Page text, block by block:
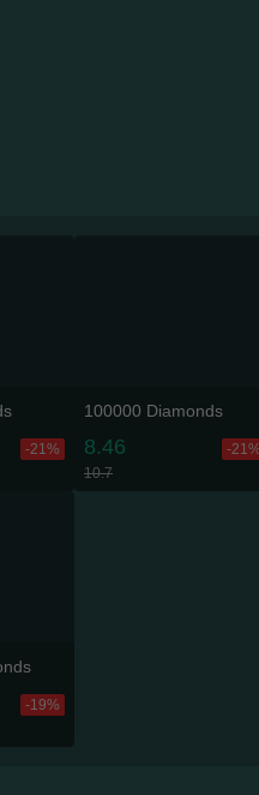
-21%
100000 Diamonds
8.46
-21%
10.7
-19%